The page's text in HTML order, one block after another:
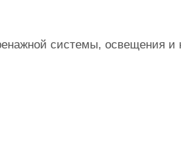
системы, освещения и